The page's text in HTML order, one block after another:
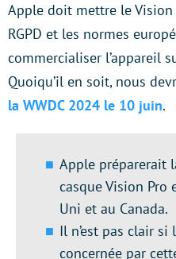
Apple doit mettre le
RGPD et les normes
commercialiser l’appareil
Quoiqu’il en soit, nous
la WWDC 2024 le 10 juin.
Apple préparerait
casque Vision Pro
Uni et au Canada.
Il n’est pas clair si
concernée par